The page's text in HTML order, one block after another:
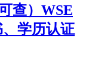
查）WSE
学历认证